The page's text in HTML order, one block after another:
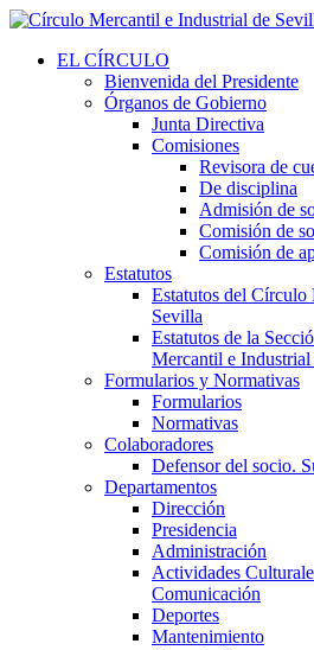
EL CÍRCULO
Bienvenida del Presidente
Órganos de Gobierno
Junta Directiva
Comisiones
Revisora de
De disciplina
Admisión de
Comisión de
Comisión de
Estatutos
Estatutos del
Sevilla
Estatutos de la
Mercantil e Industrial
Formularios y Normativas
Formularios
Normativas
Colaboradores
Defensor del socio.
Departamentos
Dirección
Presidencia
Administración
Actividades
Comunicación
Deportes
Mantenimiento